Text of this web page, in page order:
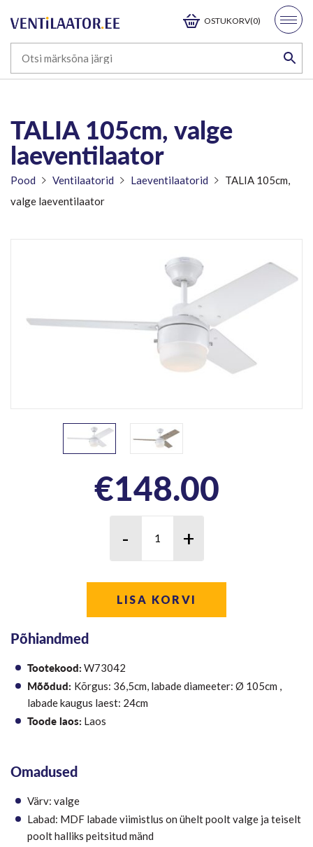
OSTUKORV(0)
TALIA 105cm, valge
laeventilaator
Pood Ventilaatorid Laeventilaatorid
TALIA 105cm,
valge laeventilaator
Põhiandmed
Tootekood: W73042
Mõõdud: Kõrgus: 36,5cm, labade diameeter: Ø 105cm ,
labade kaugus laest: 24cm
Toode laos: Laos
€148.00
LISA KORVI
Omadused
Värv: valge
Labad: MDF labade viimistlus on ühelt poolt valge ja teiselt
poolt halliks peitsitud mänd